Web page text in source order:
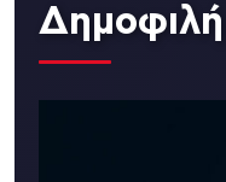
Δημοφιλή